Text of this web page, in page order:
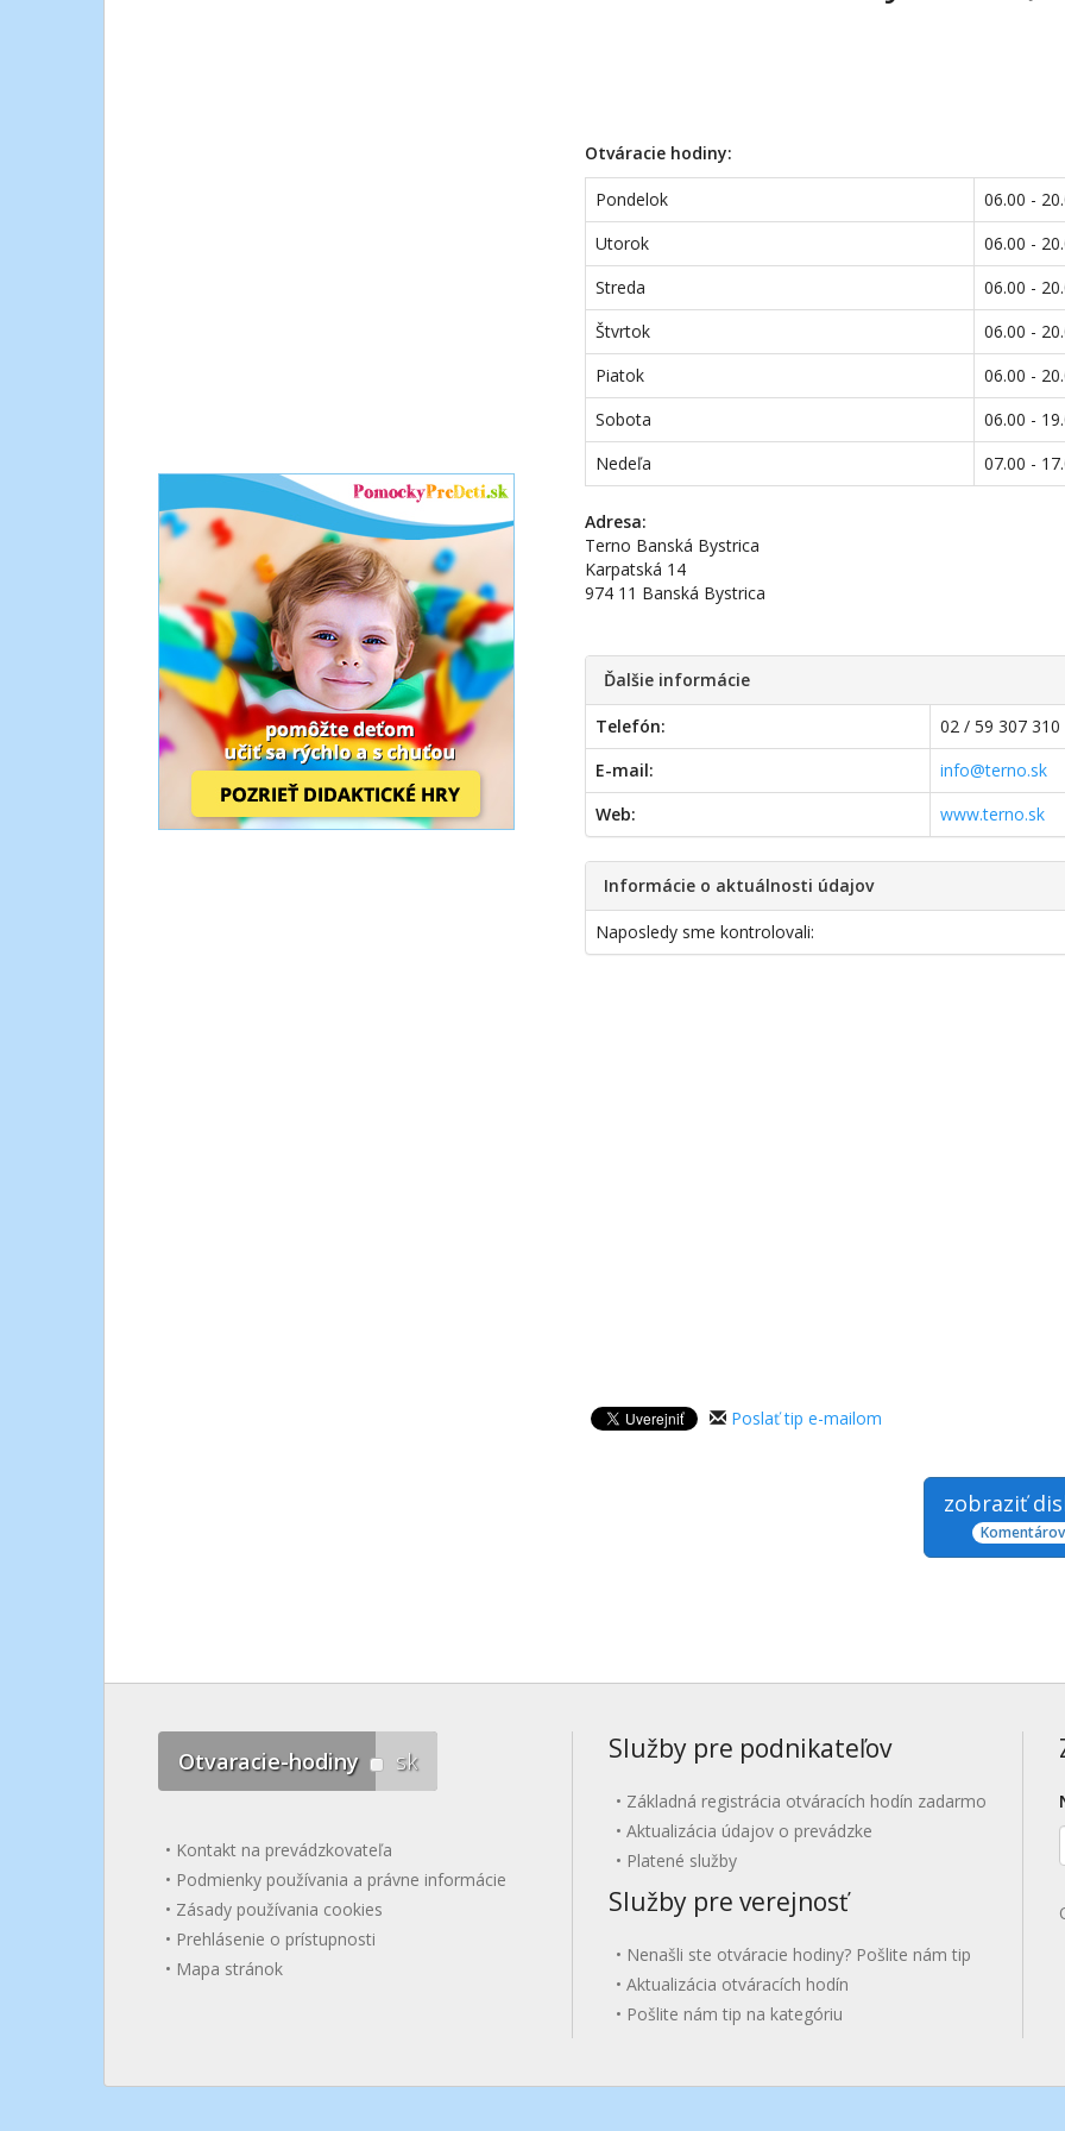
Otváracie hodiny:
Pondelok
06.00 -
Utorok
06.00 -
Streda
06.00 -
Štvrtok
06.00 -
Piatok
06.00 -
Sobota
06.00 -
Nedeľa
07.00 -
Adresa:
Terno Banská Bystrica
Karpatská 14
974 11 Banská Bystrica
Ďalšie informácie
Telefón:
02 / 59 307 310
E-mail:
info@terno.sk
Web:
www.terno.sk
Informácie o aktuálnosti údajov
Naposledy sme kontrolovali:
Poslať tip e-mailom
zobraziť
Otvaracie-hodiny sk
Kontakt na prevádzkovateľa
Podmienky používania a právne informácie
Zásady používania cookies
Prehlásenie o prístupnosti
Mapa stránok
Služby pre podnikateľov
Základná registrácia otváracích hodín zadarmo
Aktualizácia údajov o prevádzke
Platené služby
Služby pre verejnosť
Nenašli ste otváracie hodiny? Pošlite nám tip
Aktualizácia otváracích hodín
Pošlite nám tip na kategóriu
E-